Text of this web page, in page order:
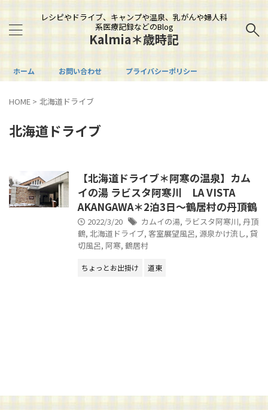
レシピやドライブ、キャンプや温泉、乳がんや婦人科
系医療記録などのBlog
Kalmia＊歳時記
ホーム お問い合わせ プライバシーポリシー
HOME > 北海道ドライブ
北海道ドライブ
【北海道ドライブ＊阿寒の温泉】カム
イの湯 ラビスタ阿寒川 LA VISTA
AKANGAWA＊2泊3日～鶴居村の丹頂鶴
2022/3/20 カムイの湯, ラビスタ阿寒川, 丹頂
鶴, 北海道ドライブ, 客室展望風呂, 源泉かけ流し, 貸
切風呂, 阿寒, 鶴居村
ちょっとお出掛け 道東